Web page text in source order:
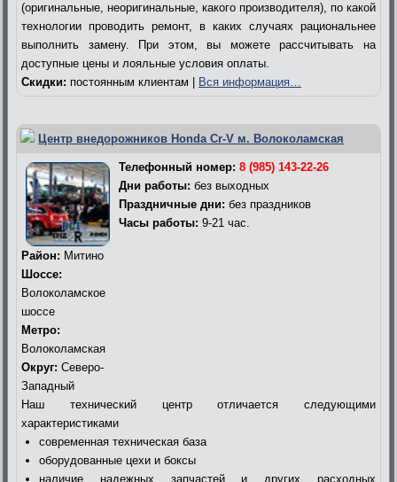
(оригинальные, неоригинальные, какого производителя), по какой
технологии проводить ремонт, в каких случаях рациональнее
выполнить замену. При этом, вы можете рассчитывать на
доступные цены и лояльные условия оплаты.
Скидки: постоянным клиентам | Вся информация…
Центр внедорожников Honda Cr-V м. Волоколамская
Телефонный номер: 8 (985) 143-22-26
Дни работы: без выходных
Праздничные дни: без праздников
Часы работы: 9-21 час.
Район: Митино
Шоссе:
Волоколамское
шоссе
Метро:
Волоколамская
Округ: Северо-
Западный
Наш технический центр отличается следующими
характеристиками
современная техническая база
оборудованные цехи и боксы
наличие надежных запчастей и других расходных